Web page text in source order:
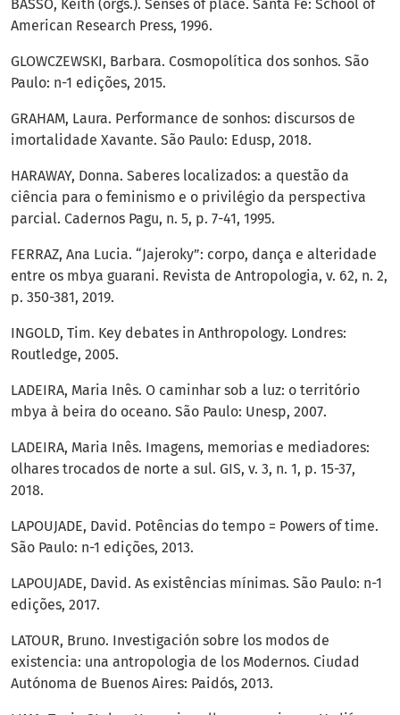
BASSO, Keith (orgs.). Senses of place. Santa Fe: School of
American Research Press, 1996.
GLOWCZEWSKI, Barbara. Cosmopolítica dos sonhos. São
Paulo: n-1 edições, 2015.
GRAHAM, Laura. Performance de sonhos: discursos de
imortalidade Xavante. São Paulo: Edusp, 2018.
HARAWAY, Donna. Saberes localizados: a questão da
ciência para o feminismo e o privilégio da perspectiva
parcial. Cadernos Pagu, n. 5, p. 7-41, 1995.
FERRAZ, Ana Lucia. “Jajeroky”: corpo, dança e alteridade
entre os mbya guarani. Revista de Antropologia, v. 62, n. 2,
p. 350-381, 2019.
INGOLD, Tim. Key debates in Anthropology. Londres:
Routledge, 2005.
LADEIRA, Maria Inês. O caminhar sob a luz: o território
mbya à beira do oceano. São Paulo: Unesp, 2007.
LADEIRA, Maria Inês. Imagens, memorias e mediadores:
olhares trocados de norte a sul. GIS, v. 3, n. 1, p. 15-37,
2018.
LAPOUJADE, David. Potências do tempo = Powers of time.
São Paulo: n-1 edições, 2013.
LAPOUJADE, David. As existências mínimas. São Paulo: n-1
edições, 2017.
LATOUR, Bruno. Investigación sobre los modos de
existencia: una antropologia de los Modernos. Ciudad
Autónoma de Buenos Aires: Paidós, 2013.